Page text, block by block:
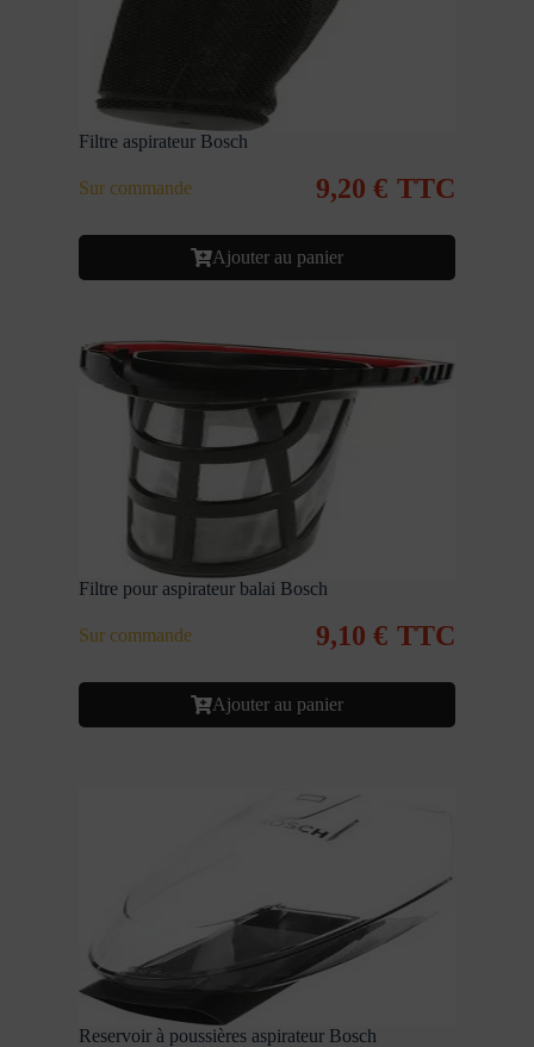
Filtre aspirateur Bosch
Sur commande 9,20 € TTC
Ajouter au panier
Filtre pour aspirateur balai Bosch
Sur commande 9,10 € TTC
Ajouter au panier
Reservoir à poussières aspirateur Bosch